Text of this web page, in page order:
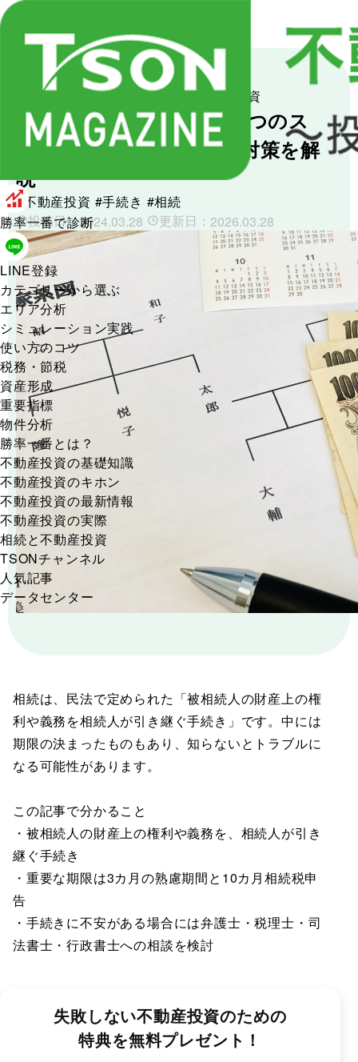
勝率一番で診断
LINE登録
カテゴリーから選ぶ
エリア分析
シミュレーション実践
使い方のコツ
税務・節税
資産形成
重要指標
物件分析
勝率一番とは？
不動産投資の基礎知識
不動産投資のキホン
不動産投資の最新情報
不動産投資の実際
相続と不動産投資
TSONチャンネル
人気記事
データセンター
不動産投資の基礎知識相続と不動産投資
【相続】手続きに必要な4つのス
テップと期限・トラブル対策を解
説
#不動産投資 #手続き #相続
投稿日：2024.03.28 更新日： 2026.03.28
相続は、民法で定められた「被相続人の財産上の権
利や義務を相続人が引き継ぐ手続き」です。中には
期限の決まったものもあり、知らないとトラブルに
なる可能性があります。
この記事で分かること
・被相続人の財産上の権利や義務を、相続人が引き
継ぐ手続き
・重要な期限は3カ月の熟慮期間と10カ月相続税申
告
・手続きに不安がある場合には弁護士・税理士・司
法書士・行政書士への相談を検討
失敗しない不動産投資のための
特典を無料プレゼント！